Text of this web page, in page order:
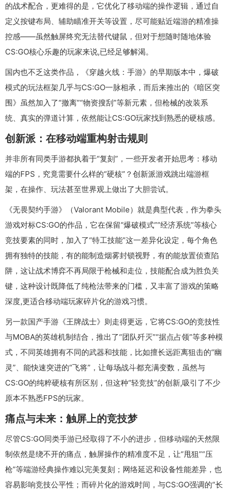
的战术配合，更难得的是，它优化了移动端的操作逻辑，通过自
定义按键布局、辅助瞄准开关等设置，尽可能贴近端游的精准操
控感——虽然触屏终究无法替代键鼠，但对于想随时随地体验
CS:GO核心乐趣的玩家来说,已经足够解渴。
国内也不乏这类作品，《穿越火线：手游》的早期版本中，爆破
模式的玩法框架几乎与CS:GO一脉相承，而后来推出的《暗区突
围》虽然加入了“撤离”“物资搜刮”等新元素，但枪械的改装系
统、真实的弹道计算，依然能让CS:GO玩家找到熟悉的硬核感。
创新派：在移动端重构射击规则
并非所有同类手游都执着于“复刻”，一些开发者开始思考：移动
端的FPS，究竟需要什么样的“硬核”？创新派游戏跳出端游框
架，在操作、玩法甚至世界观上做出了大胆尝试。
《无畏契约手游》（Valorant Mobile）就是典型代表，作为拳头
游戏对标CS:GO的作品，它在保留“爆破模式”“经济系统”等核心
竞技要素的同时，加入了“特工技能”这一差异化设定，每个角色
拥有独特的技能，有的能制造烟雾封锁视野，有的能放置侦查陷
阱，这让战术博弈不再局限于枪械和走位，技能配合成为胜负关
键，这种设计既降低了纯枪法带来的门槛，又丰富了游戏的策略
深度,更适合移动端玩家碎片化的游戏习惯。
另一款国产手游《王牌战士》则走得更远，它将CS:GO的竞技性
与MOBA的英雄机制结合，推出了“团队歼灭”“据点占领”等多种模
式，不同英雄拥有不同的武器和技能，比如擅长远距离狙击的“幽
灵”、能快速突进的“飞将”，让每场战斗都充满变数，虽然与
CS:GO的纯粹硬核有所区别，但这种“轻竞技”的创新,吸引了不少
原本不熟悉FPS的玩家。
痛点与未来：触屏上的竞技梦
尽管CS:GO同类手游已经取得了不小的进步，但移动端的天然限
制依然是绕不开的痛点，触屏操作的精准度不足，让“甩狙”“压
枪”等端游经典操作难以完美复刻；网络延迟和设备性能差异，也
容易影响竞技公平性；而碎片化的游戏时间，与CS:GO强调的“长